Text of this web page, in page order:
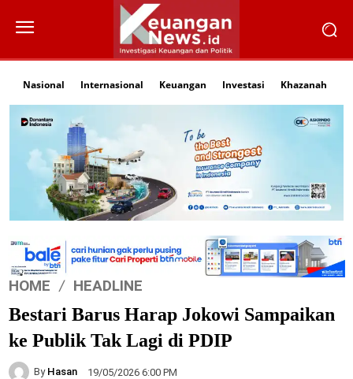
Nasional Internasional Keuangan Investasi Khazanah
HOME HEADLINE
Bestari Barus Harap Jokowi Sampaikan
ke Publik Tak Lagi di PDIP
By Hasan 19/05/2026 6:00 PM